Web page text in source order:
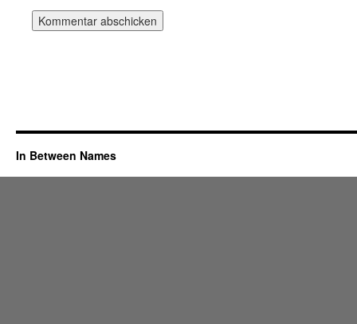
In Between Names